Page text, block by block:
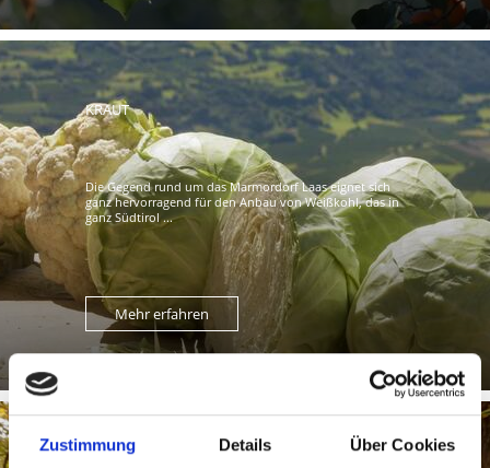
Zustimmung Details Über Cookies
KRAUT
Die Gegend rund um das Marmordorf Laas eignet sich
ganz hervorragend für den Anbau von Weißkohl, das in
ganz Südtirol ...
Mehr erfahren